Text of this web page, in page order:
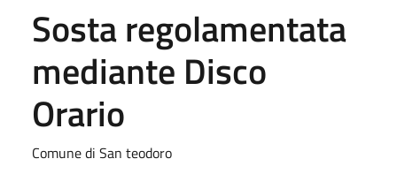
Sosta regolamentata
mediante Disco
Orario
Comune di San teodoro